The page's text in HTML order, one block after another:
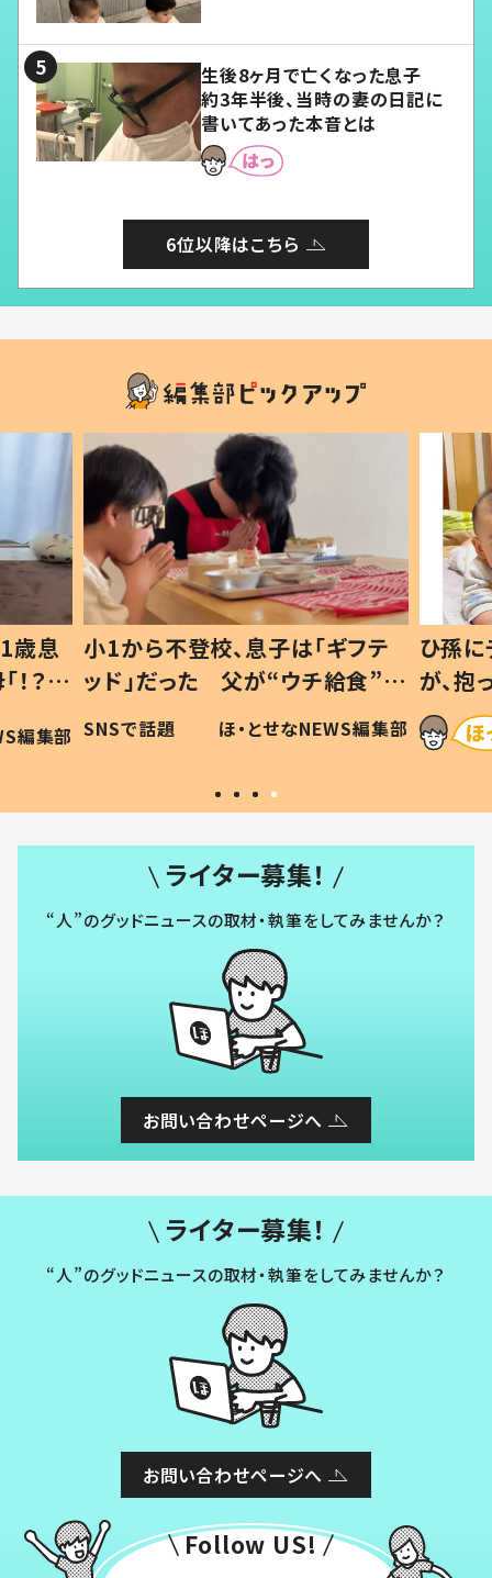
生後8ヶ月で亡くなった息子
約3年半後、当時の妻の日記に
書いてあった本音とは
6位以降はこちら
歳息
？」
編集部
小1から不登校、息子は「ギフテ
ッド」だった 父が“ウチ給食”を
作り続ける理由とは #令和の親
#令和の子
SNSで話題 ほ・とせなNEWS編集部
ひ孫
が、
「涙が
い」
ライター募集！
“人”のグッドニュースの取材・執筆をしてみませんか？
お問い合わせページへ
ライター募集！
“人”のグッドニュースの取材・執筆をしてみませんか？
お問い合わせページへ
Follow US!